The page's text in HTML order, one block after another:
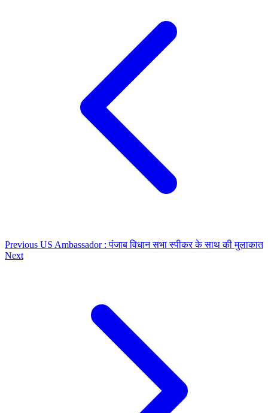
Previous US Ambassador : पंजाब विधान सभा स्पीकर के साथ की मुलाकात
Next